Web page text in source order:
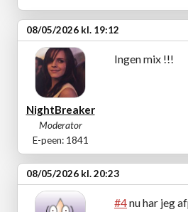
08/05/2026 kl. 19:12
NightBreaker
Moderator
E-peen: 1841
Ingen mix !!!
08/05/2026 kl. 20:23
#4nu har jeg